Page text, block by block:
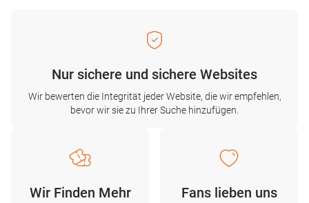
Nur sichere und sichere Websites
Wir bewerten die Integrität jeder Website, die wir empfehlen,
bevor wir sie zu Ihrer Suche hinzufügen.
Wir Finden Mehr
Fans lieben uns